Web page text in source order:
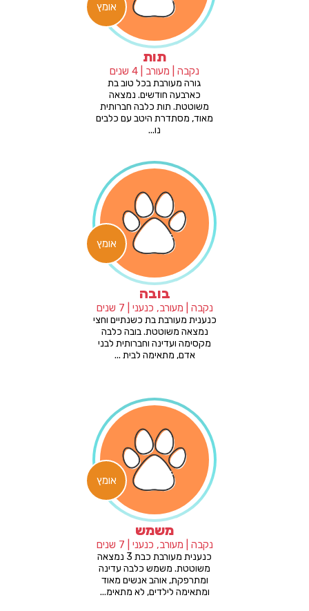
אומץ
תות
נקבה | מעורב | 4 שנים
גורה מעורבת בכל טוב בת
כארבעה חודשים. נמצאה
משוטטת. תות כלבה חברותית
מאוד, מסתדרת היטב עם כלבים
נו...
אומץ
בובה
נקבה | מעורב, כנעני | 7 שנים
כנענית מעורבת בת כשנתיים וחצי
נמצאה משוטטת. בובה כלבה
מקסימה ועדינה וחברותית לבני
אדם, מתאימה לבית ...
אומץ
משמש
נקבה | מעורב, כנעני | 7 שנים
כנענית מעורבת כבת 3 נמצאה
משוטטת. משמש כלבה עדינה
ומתרפקת, אוהב אנשים מאוד
ומתאימה לילדים, לא מתאימ...